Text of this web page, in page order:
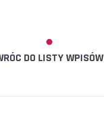
DO LISTY WPISÓW